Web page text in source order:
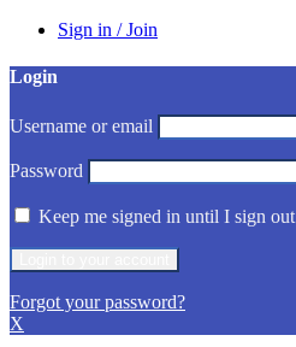
Sign in / Join
Login
Username or email
Password
Keep me signed in until I sign out
Forgot your password?
X